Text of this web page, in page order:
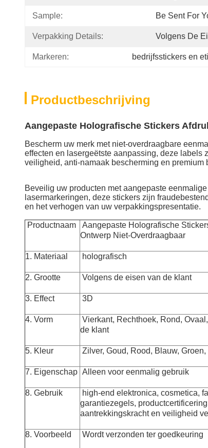
Sample: Be Sent For
Verpakking Details: Volgens De
Markeren: bedrijfsstickers en
Productbeschrijving
Aangepaste Holografische Stickers
Bescherm uw merk met niet-overdraagbare
effecten en lasergeëtste aanpassing, deze
veiligheid, anti-namaak bescherming en premium
Beveilig uw producten met aangepaste
lasermarkeringen, deze stickers zijn
en het verhogen van uw verpakkingspresentatie.
Productnaam
Aangepaste Holografische
Ontwerp Niet-Overdraagbaar
1. Materiaal holografisch
2. Grootte Volgens de eisen van de klant
3. Effect 3D
4. Vorm
Vierkant, Rechthoek, Rond,
de klant
5. Kleur Zilver, Goud, Rood, Blauw,
7. Eigenschap Alleen voor eenmalig gebruik
8. Gebruik
high-end elektronica, cosmetica,
garantiezegels,
aantrekkingskracht en veiligheid
8. Voorbeeld Wordt verzonden ter goedkeuring